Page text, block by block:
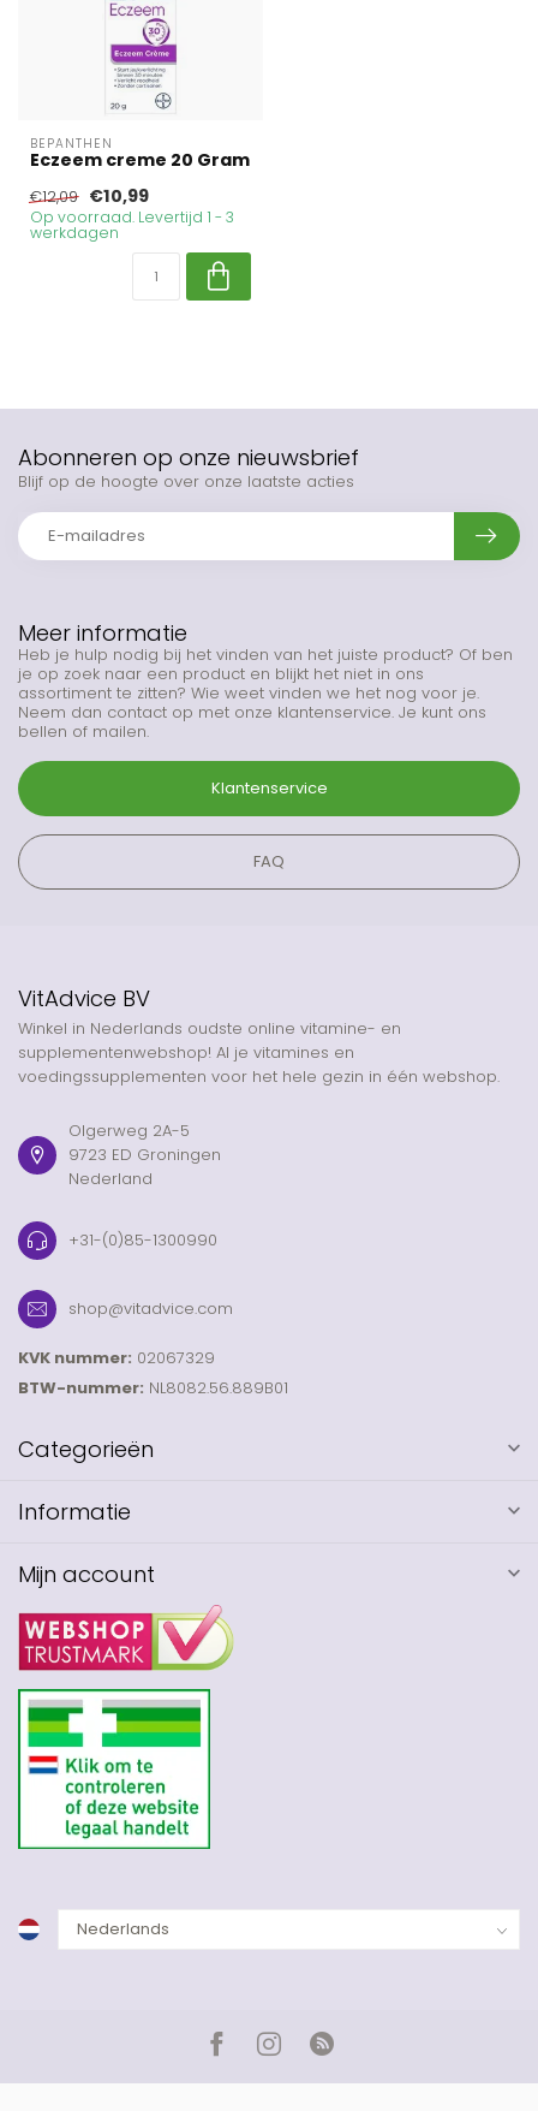
BEPANTHEN
Eczeem creme 20 Gram
€12,09 €10,99
Op voorraad. Levertijd 1 - 3
werkdagen
Meer informatie
Heb je hulp nodig bij het vinden van het juiste product? Of ben
je op zoek naar een product en blijkt het niet in ons
assortiment te zitten? Wie weet vinden we het nog voor je.
Neem dan contact op met onze klantenservice. Je kunt ons
bellen of mailen.
Klantenservice
FAQ
Abonneren op onze nieuwsbrief
Blijf op de hoogte over onze laatste acties
VitAdvice BV
Winkel in Nederlands oudste online vitamine- en
supplementenwebshop! Al je vitamines en
voedingssupplementen voor het hele gezin in één webshop.
Olgerweg 2A-5
9723 ED Groningen
Nederland
+31-(0)85-1300990
shop@vitadvice.com
KVK nummer: 02067329
BTW-nummer: NL8082.56.889B01
Categorieën
Informatie
Mijn account